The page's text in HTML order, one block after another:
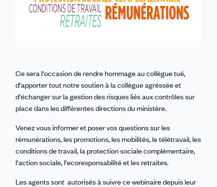
Ce sera l'occasion de rendre hommage au collègue tué,
d'apporter tout notre soutien à la collègue agréssée et
d'échanger sur la gestion des risques liés aux contrôles sur
place dans les différentes directions du ministère.
Venez vous informer et poser vos questions sur les
rémunérations, les promotions, les mobilités, le télétravail, les
conditions de travail, la protection sociale complémentaire,
l'action sociale, l'ecoresponsabilité et les retraites.
Les agents sont autorisés à suivre ce webinaire depuis leur